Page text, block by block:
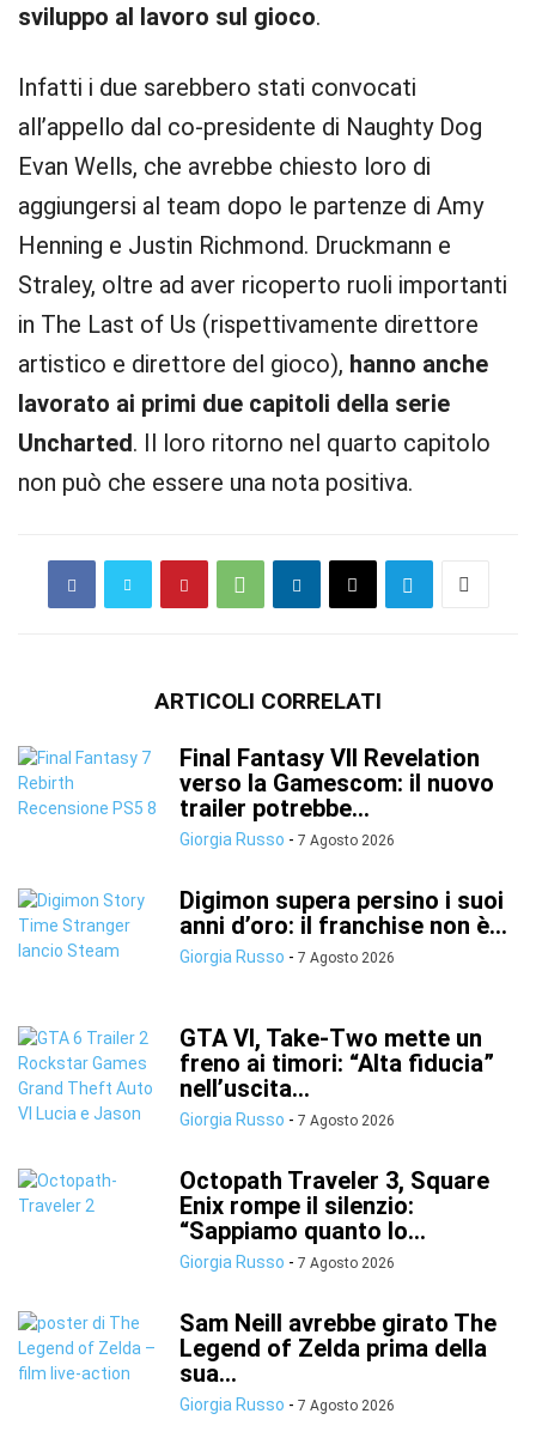
sviluppo al lavoro sul gioco.
Infatti i due sarebbero stati convocati
all’appello dal co-presidente di Naughty Dog
Evan Wells, che avrebbe chiesto loro di
aggiungersi al team dopo le partenze di Amy
Henning e Justin Richmond. Druckmann e
Straley, oltre ad aver ricoperto ruoli importanti
in The Last of Us (rispettivamente direttore
artistico e direttore del gioco), hanno anche
lavorato ai primi due capitoli della serie
Uncharted. Il loro ritorno nel quarto capitolo
non può che essere una nota positiva.
ARTICOLI CORRELATI
Final Fantasy VII Revelation
verso la Gamescom: il nuovo
trailer potrebbe...
Giorgia Russo - 7 Agosto 2026
Digimon supera persino i suoi
anni d’oro: il franchise non è...
Giorgia Russo - 7 Agosto 2026
GTA VI, Take-Two mette un
freno ai timori: “Alta fiducia”
nell’uscita...
Giorgia Russo - 7 Agosto 2026
Octopath Traveler 3, Square
Enix rompe il silenzio:
“Sappiamo quanto lo...
Giorgia Russo - 7 Agosto 2026
Sam Neill avrebbe girato The
Legend of Zelda prima della
sua...
Giorgia Russo - 7 Agosto 2026